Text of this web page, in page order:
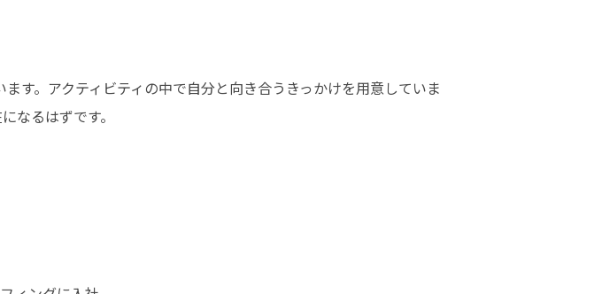
す。アクティビティの中で自分と向き合うきっかけを用意していま
なるはずです。